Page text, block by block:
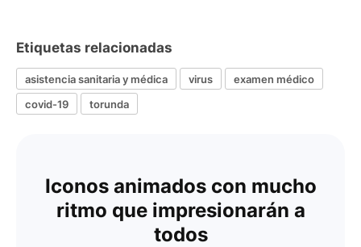
Etiquetas relacionadas
asistencia sanitaria y médica virus
examen médico
covid-19
torunda
Iconos animados con mucho
ritmo que impresionarán a
todos